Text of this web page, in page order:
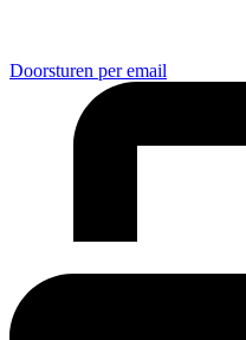
Doorsturen per email